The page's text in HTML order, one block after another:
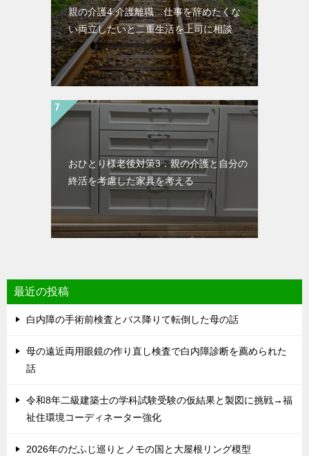
親の介護4.介護離職…仕事を辞めたくな
い両立したいと二重生活を上司に相談
おひとり様老後対策3．親の介護と自分の
終活を考慮した家具を考える
最近の投稿
白内障の手術前検査とバス降りて転倒した母の話
母の遠近両用眼鏡の作り直し検査で白内障診断を薦められた
話
令和8年二級建築士の学科試験受験の仮結果と製図に挑戦→福
祉住環境コーディネーター強化
2026年のだふじ巡りとノモの国と大屋根リング模型